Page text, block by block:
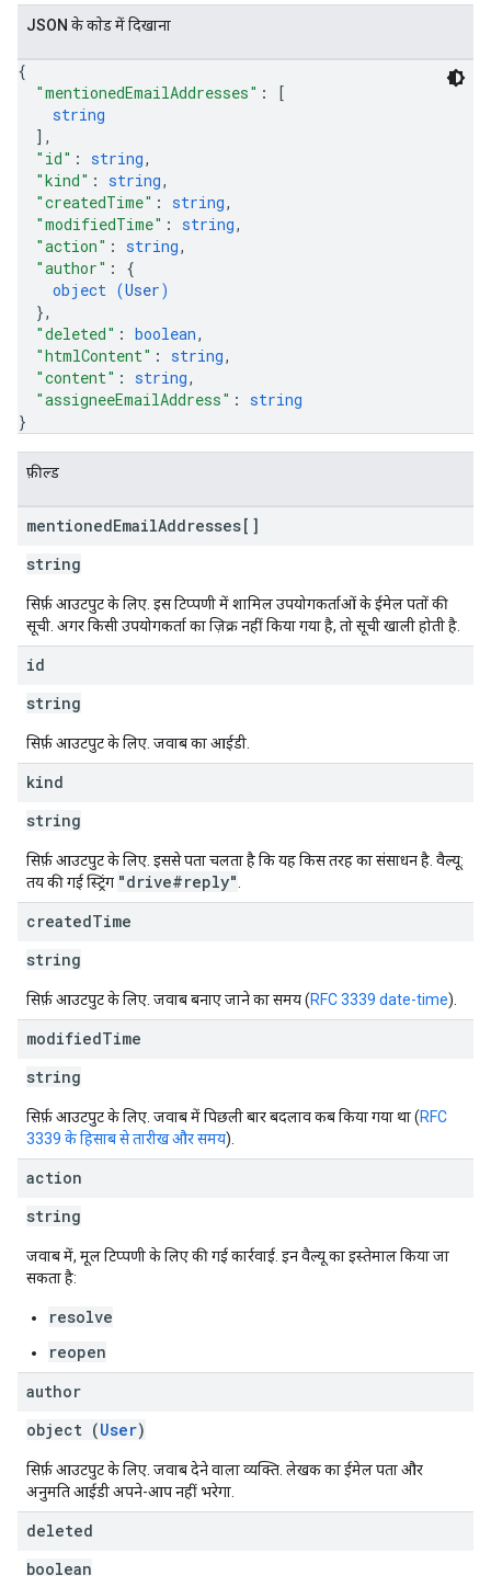
JSON के काेड में दिखाना
{
"mentionedEmailAddresses" :
[
string
] ,
"id" : string,
"kind" : string,
"createdTime" : string,
"modifiedTime" : string,
"action" : string,
"author" : {
object (User)
},
"deleted" : boolean,
"htmlContent" : string,
"content" : string,
"assigneeEmailAddress" : string
}
फ़ील्ड
mentionedEmailAddresses[]
string
सिर्फ़ आउटपुट के लिए. इस टिप्पणी में शामिल उपयोगकर्ताओं के ईमेल पतों की
सूची. अगर किसी उपयोगकर्ता का ज़िक्र नहीं किया गया है, तो सूची खाली होती है.
id
string
सिर्फ़ आउटपुट के लिए. जवाब का आईडी.
kind
string
सिर्फ़ आउटपुट के लिए. इससे पता चलता है कि यह किस तरह का संसाधन है. वैल्यू:
तय की गई स्ट्रिंग "drive#reply"
createdTime
string
सिर्फ़ आउटपुट के लिए. जवाब बनाए जाने का समय (RFC 3339 date-time).
modifiedTime
string
सिर्फ़ आउटपुट के लिए. जवाब में पिछली बार बदलाव कब किया गया था (RFC
3339 के हिसाब से तारीख और समय).
action
string
जवाब में, मूल टिप्पणी के लिए की गई कार्रवाई. इन वैल्यू का इस्तेमाल किया जा
सकता है:
resolve
reopen
author
object (User)
सिर्फ़ आउटपुट के लिए. जवाब देने वाला व्यक्ति. लेखक का ईमेल पता और
अनुमति आईडी अपने-आप नहीं भरेगा.
deleted
boolean